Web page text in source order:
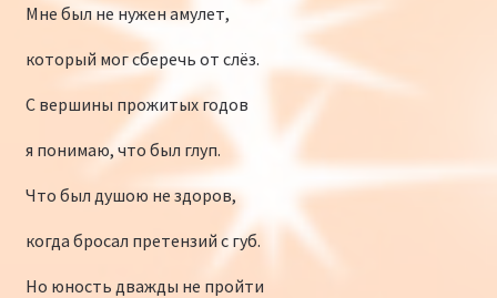
Мне был не нужен амулет,
который мог сберечь от слёз.
С вершины прожитых годов
я понимаю, что был глуп.
Что был душою не здоров,
когда бросал претензий с губ.
Но юность дважды не пройти